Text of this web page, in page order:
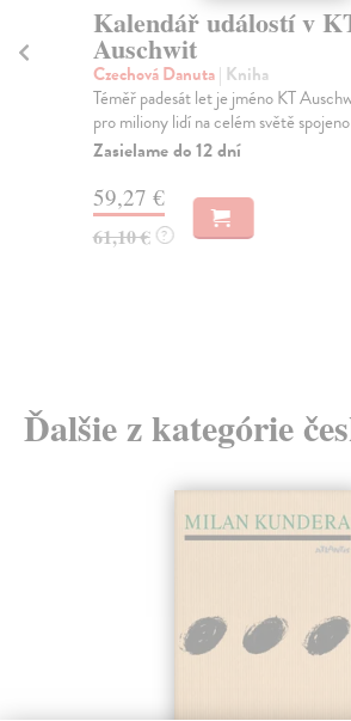
Kalendář událostí v KT
Auschwit
Czechová Danuta| Kniha
Téměř padesát let je jméno KT
pro miliony lidí na celém světě spojeno s
Zasielame do 12 dní
59,27 €
61,10 € ?
Ďalšie z kategórie